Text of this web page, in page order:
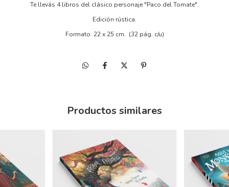
Te llevás 4 libros del clásico personaje "Paco del Tomate".
Edición rústica.
Formato: 22 x 25 cm. (32 pág. c/u)
Productos similares